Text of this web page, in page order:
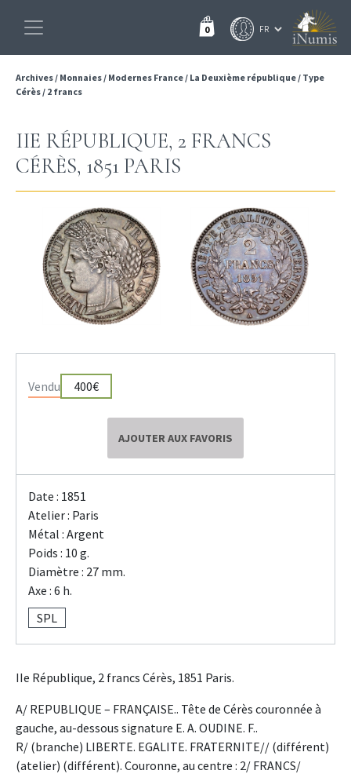
0
Archives/ Monnaies/ Modernes France/ La Deuxième république/ Type
Cérès/ 2 francs
IIE RÉPUBLIQUE, 2 FRANCS
CÉRÈS, 1851 PARIS
Vendu 400€
AJOUTER AUX FAVORIS
Date : 1851
Atelier : Paris
Métal : Argent
Poids : 10 g.
Diamètre : 27 mm.
Axe : 6 h.
SPL
IIe République, 2 francs Cérès, 1851 Paris.
A/ REPUBLIQUE – FRANÇAISE.. Tête de Cérès couronnée à
gauche, au-dessous signature E. A. OUDINE. F..
R/ (branche) LIBERTE. EGALITE. FRATERNITE// (différent)
(atelier) (différent). Couronne, au centre : 2/ FRANCS/